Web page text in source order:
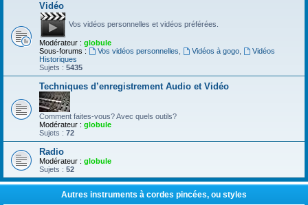
Vidéo
Vos vidéos personnelles et vidéos préférées.
Modérateur : globule
Sous-forums :
Vos vidéos personnelles Vidéos à gogo,
Vidéos
Historiques
Sujets : 5435
Techniques d’enregistrement Audio et Vidéo
Comment faites-vous? Avec quels outils?
Modérateur : globule
Sujets : 72
Radio
Modérateur : globule
Sujets : 52
Autres instruments à cordes pincées, ou styles